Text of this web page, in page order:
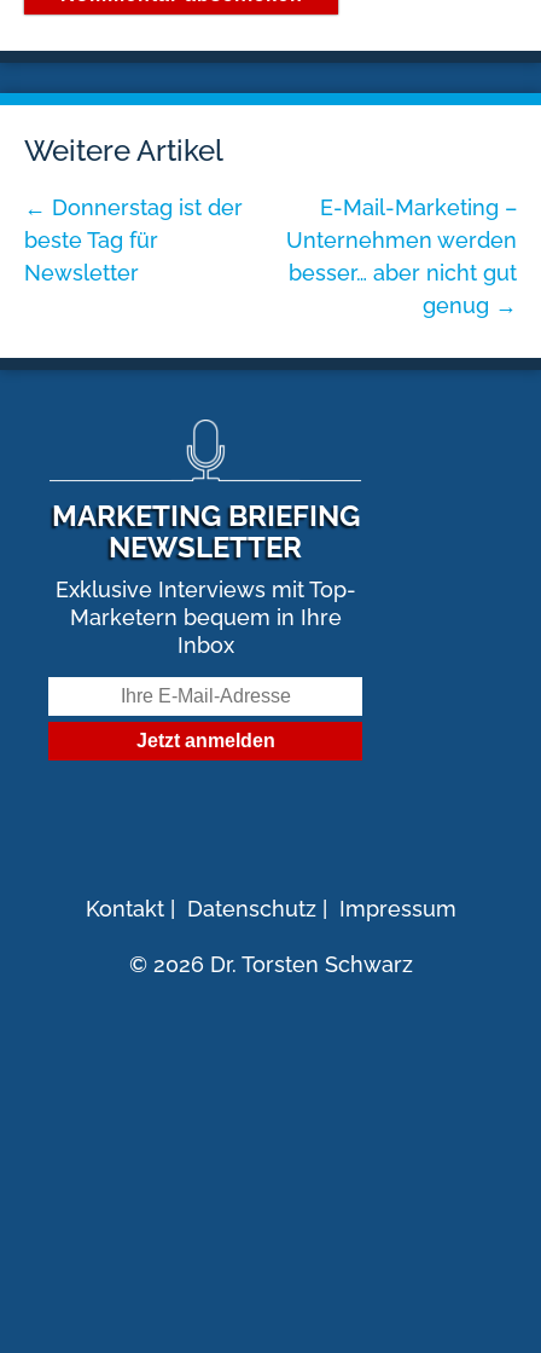
Weitere Artikel
← Donnerstag ist der
beste Tag für
Newsletter
E-Mail-Marketing –
Unternehmen werden
besser… aber nicht gut
genug →
MARKETING BRIEFING
NEWSLETTER
Exklusive Interviews mit Top-
Marketern bequem in Ihre
Inbox
Kontakt | Datenschutz | Impressum
© 2026 Dr. Torsten Schwarz